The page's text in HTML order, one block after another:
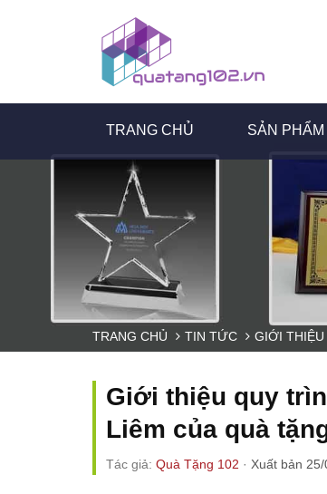
TRANG CHỦ SẢN PHẨM
TRANG CHỦ TIN TỨC GIỚI
Giới thiệu quy
Liêm của quà
Tác giả: Quà Tặng 102 · Xuất bản